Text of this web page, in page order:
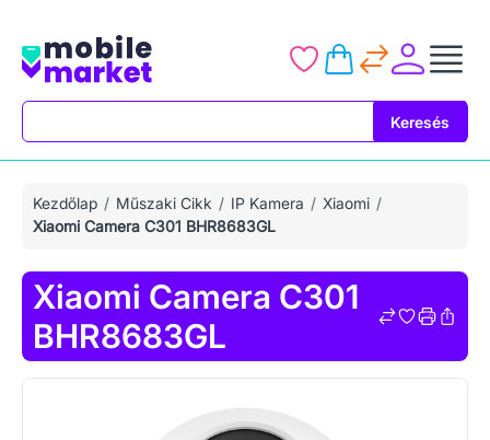
Keresés
Kezdőlap Műszaki Cikk IP Kamera
Xiaomi
Xiaomi Camera C301 BHR8683GL
Xiaomi Camera C301
BHR8683GL